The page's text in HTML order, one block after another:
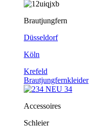
Brautjungfern
Düsseldorf
Köln
Krefeld
Brautjungfernkleider
Accessoires
Schleier